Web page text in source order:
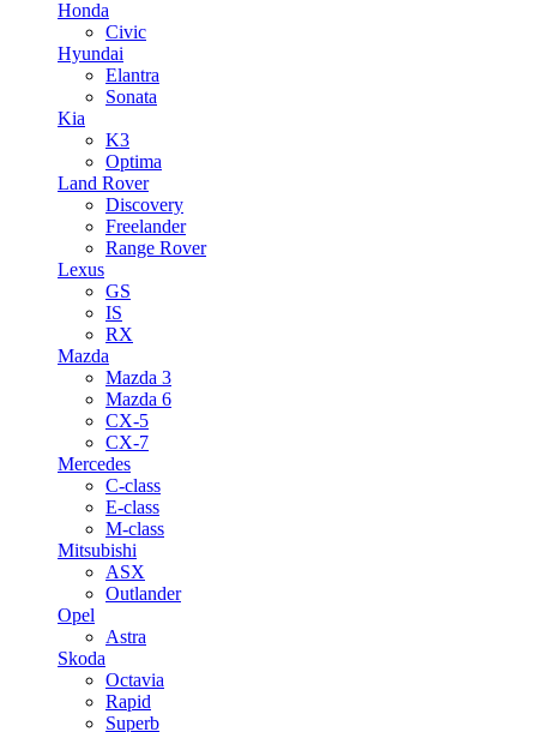
Honda
Civic
Hyundai
Elantra
Sonata
Kia
K3
Optima
Land Rover
Discovery
Freelander
Range Rover
Lexus
GS
IS
RX
Mazda
Mazda 3
Mazda 6
CX-5
CX-7
Mercedes
C-class
E-class
M-class
Mitsubishi
ASX
Outlander
Opel
Astra
Skoda
Octavia
Rapid
Superb